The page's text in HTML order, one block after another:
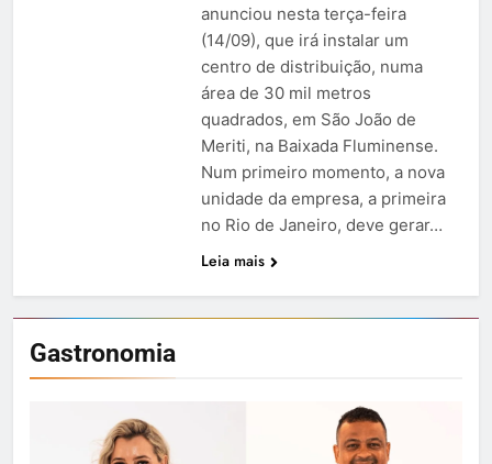
Gastronomia
anunciou nesta terça-feira
(14/09), que irá instalar um
centro de distribuição, numa
área de 30 mil metros
quadrados, em São João de
Meriti, na Baixada Fluminense.
Num primeiro momento, a nova
unidade da empresa, a primeira
no Rio de Janeiro, deve gerar…
Leia mais